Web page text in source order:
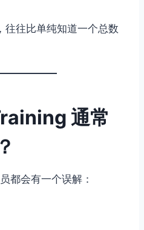
往往比单纯知道一个总数
通常
都会有一个误解：